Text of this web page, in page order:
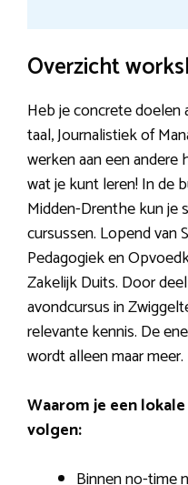
Overzicht
Heb je concrete doelen
taal, Journalistiek of
werken aan een andere
wat je kunt leren! In de
Midden-Drenthe kun je
cursussen. Lopend
Pedagogiek en
Zakelijk Duits. Door
avondcursus in
relevante kennis. De
wordt alleen maar meer.
Waarom je een
volgen: